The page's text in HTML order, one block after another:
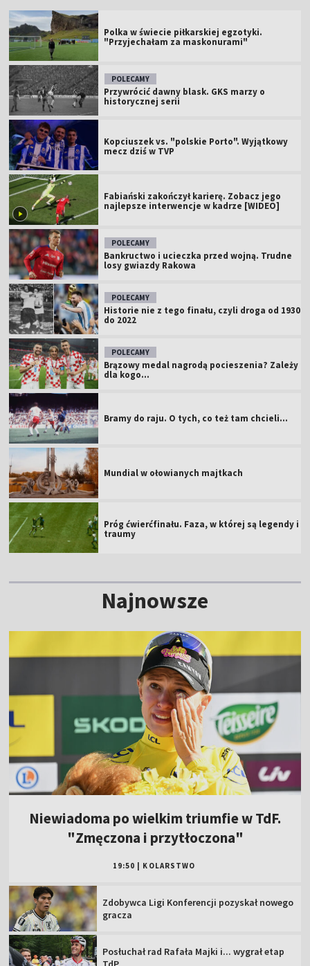
Polka w świecie piłkarskiej egzotyki.
"Przyjechałam za maskonurami"
POLECAMY
Przywrócić dawny blask. GKS marzy o
historycznej serii
Kopciuszek vs. "polskie Porto". Wyjątkowy
mecz dziś w TVP
Fabiański zakończył karierę. Zobacz jego
najlepsze interwencje w kadrze [WIDEO]
POLECAMY
Bankructwo i ucieczka przed wojną. Trudne
losy gwiazdy Rakowa
POLECAMY
Historie nie z tego finału, czyli droga od 1930
do 2022
POLECAMY
Brązowy medal nagrodą pocieszenia? Zależy
dla kogo...
Bramy do raju. O tych, co też tam chcieli...
Mundial w ołowianych majtkach
Próg ćwierćfinału. Faza, w której są legendy i
traumy
Najnowsze
Niewiadoma po wielkim triumfie w TdF.
"Zmęczona i przytłoczona"
19:50 KOLARSTWO
Zdobywca Ligi Konferencji pozyskał nowego
gracza
Posłuchał rad Rafała Majki i... wygrał etap